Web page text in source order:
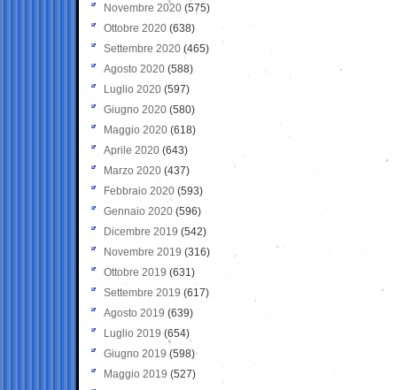
Novembre 2020 (575)
Ottobre 2020 (638)
Settembre 2020(465)
Agosto 2020 (588)
Luglio 2020 (597)
Giugno 2020 (580)
Maggio 2020 (618)
Aprile 2020 (643)
Marzo 2020 (437)
Febbraio 2020 (593)
Gennaio 2020 (596)
Dicembre 2019 (542)
Novembre 2019 (316)
Ottobre 2019 (631)
Settembre 2019 (617)
Agosto 2019 (639)
Luglio 2019 (654)
Giugno 2019 (598)
Maggio 2019 (527)